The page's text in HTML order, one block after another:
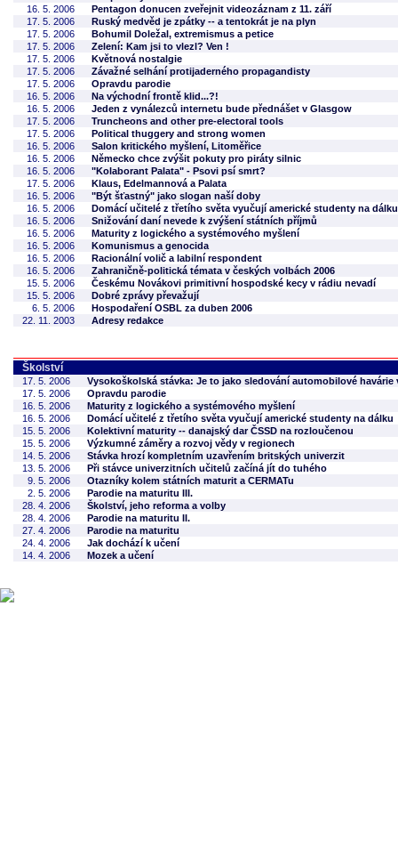
16. 5. 2006
Pentagon donucen zveřejnit videozáznam z 11. září
17. 5. 2006
Ruský medvěd je zpátky -- a tentokrát je na plyn
17. 5. 2006
Bohumil Doležal, extremismus a petice
17. 5. 2006
Zelení: Kam jsi to vlezl? Ven !
17. 5. 2006
Květnová nostalgie
17. 5. 2006
Závažné selhání protijaderného propagandisty
17. 5. 2006
Opravdu parodie
16. 5. 2006
Na východní frontě klid...?!
16. 5. 2006
Jeden z vynálezců internetu bude přednášet v Glasgow
17. 5. 2006
Truncheons and other pre-electoral tools
17. 5. 2006
Political thuggery and strong women
16. 5. 2006
Salon kritického myšlení, Litoměřice
16. 5. 2006
Německo chce zvýšit pokuty pro piráty silnic
16. 5. 2006
"Kolaborant Palata" - Psovi psí smrt?
17. 5. 2006
Klaus, Edelmannová a Palata
16. 5. 2006
"Být šťastný" jako slogan naší doby
16. 5. 2006
Domácí učitelé z třetího světa vyučují americké studenty na dálku
16. 5. 2006
Snižování daní nevede k zvýšení státních příjmů
16. 5. 2006
Maturity z logického a systémového myšlení
16. 5. 2006
Komunismus a genocida
16. 5. 2006
Racionální volič a labilní respondent
16. 5. 2006
Zahraničně-politická témata v českých volbách 2006
15. 5. 2006
Českému Novákovi primitivní hospodské kecy v rádiu nevadí
15. 5. 2006
Dobré zprávy převažují
6. 5. 2006
Hospodaření OSBL za duben 2006
22. 11. 2003
Adresy redakce
Školství
17. 5. 2006
Vysokoškolská stávka: Je to jako sledování automobilové havárie
17. 5. 2006
Opravdu parodie
16. 5. 2006
Maturity z logického a systémového myšlení
16. 5. 2006
Domácí učitelé z třetího světa vyučují americké studenty na dálku
15. 5. 2006
Kolektivní maturity -- danajský dar ČSSD na rozloučenou
15. 5. 2006
Výzkumné záměry a rozvoj vědy v regionech
14. 5. 2006
Stávka hrozí kompletním uzavřením britských univerzit
13. 5. 2006
Při stávce univerzitních učitelů začíná jít do tuhého
9. 5. 2006
Otazníky kolem státních maturit a CERMATu
2. 5. 2006
Parodie na maturitu III.
28. 4. 2006
Školství, jeho reforma a volby
28. 4. 2006
Parodie na maturitu II.
27. 4. 2006
Parodie na maturitu
24. 4. 2006
Jak dochází k učení
14. 4. 2006
Mozek a učení